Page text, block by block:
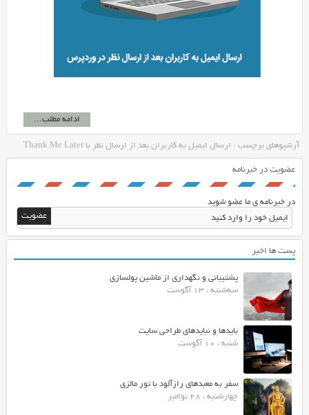
ادامه مطلب...
آرشیوهای برچسب : ارسال ایمیل به کاربران بعد از ارسال نظر با Thank Me Later
عضویت در خبرنامه
در خبرنامه ی ما عضو شوید
پست ها اخیر
پشتیبانی و نگهداری از ماشین پولسازی
سه‌شنبه ، 13 آگوست
بایدها و نبایدهای طراحی سایت
شنبه ، 10 آگوست
سفر به معبدهای رازآلود با تور مالزی
چهارشنبه ، 28 نوامبر